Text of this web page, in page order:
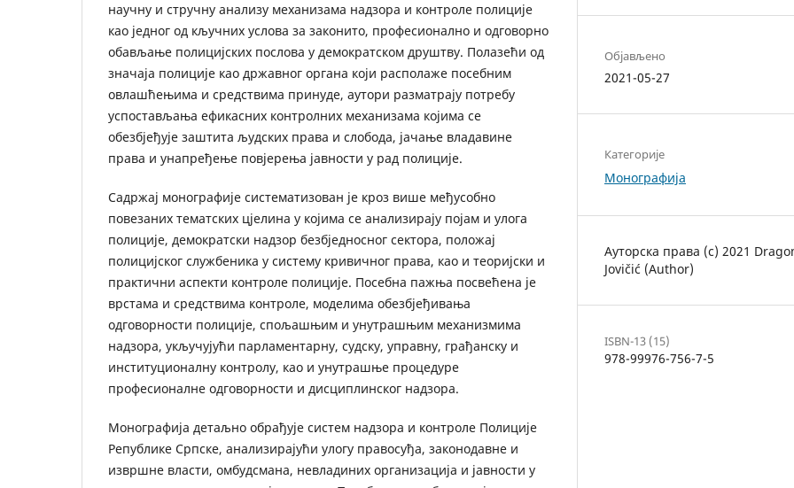
научну и стручну анализу механизама надзора и контроле полиције
као једног од кључних услова за законито, професионално и одговорно
обављање полицијских послова у демократском друштву. Полазећи од
значаја полиције као државног органа који располаже посебним
овлашћењима и средствима принуде, аутори разматрају потребу
успостављања ефикасних контролних механизама којима се
обезбјеђује заштита људских права и слобода, јачање владавине
права и унапређење повјерења јавности у рад полиције.
Садржај монографије систематизован је кроз више међусобно
повезаних тематских цјелина у којима се анализирају појам и улога
полиције, демократски надзор безбједносног сектора, положај
полицијског службеника у систему кривичног права, као и теоријски и
практични аспекти контроле полиције. Посебна пажња посвећена је
врстама и средствима контроле, моделима обезбјеђивања
одговорности полиције, спољашњим и унутрашњим механизмима
надзора, укључујући парламентарну, судску, управну, грађанску и
институционалну контролу, као и унутрашње процедуре
професионалне одговорности и дисциплинског надзора.
Монографија детаљно обрађује систем надзора и контроле Полиције
Републике Српске, анализирајући улогу правосуђа, законодавне и
извршне власти, омбудсмана, невладиних организација и јавности у
Објављено
2021-05-27
Категорије
Монографија
Ауторска права (c) 2021
Jovičić (Author)
ISBN-13 (15)
978-99976-756-7-5